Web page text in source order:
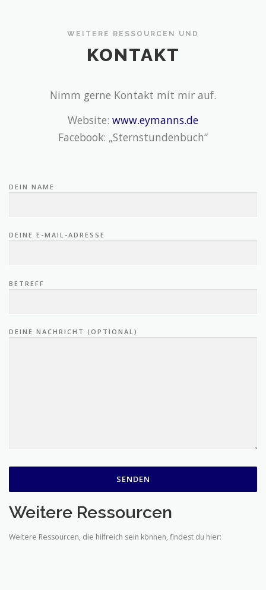
WEITERE RESSOURCEN UND
KONTAKT
Nimm gerne Kontakt mit mir auf.
Website: www.eymanns.de
Facebook: „Sternstundenbuch“
DEIN NAME
DEINE E-MAIL-ADRESSE
BETREFF
DEINE NACHRICHT (OPTIONAL)
Weitere Ressourcen
Weitere Ressourcen, die hilfreich sein können, findest du hier: